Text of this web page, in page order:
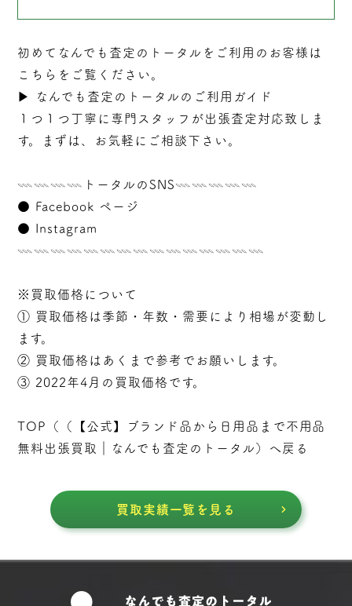
初めてなんでも査定のトータルをご利用のお客様は
こちらをご覧ください。
▶︎
なんでも査定のトータルのご利用ガイド
１つ１つ丁寧に専門スタッフが出張査定対応致しま
す。まずは、お気軽にご相談下さい。
𓇠𓇠𓇠𓇠トータルのSNS𓇠𓇠𓇠𓇠𓇠
● Facebook ページ
●
Instagram
𓇠𓇠𓇠𓇠𓇠𓇠𓇠𓇠𓇠𓇠𓇠𓇠𓇠𓇠𓇠
※買取価格について
① 買取価格は季節・年数・需要により相場が変動し
ます。
② 買取価格はあくまで参考でお願いします。
③ 2022年4月の買取価格です。
TOP（（
【公式】ブランド品から日用品まで不用品
無料出張買取｜なんでも査定のトータル ）へ戻る
買取実績一覧を見る